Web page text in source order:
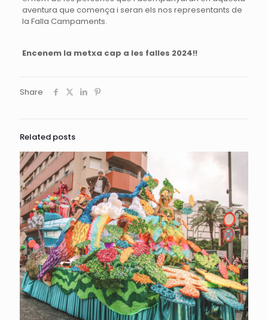
aventura que comença i seran els nos representants de
la Falla Campaments.
Encenem la metxa cap a les falles 2024!!
Share
Related posts